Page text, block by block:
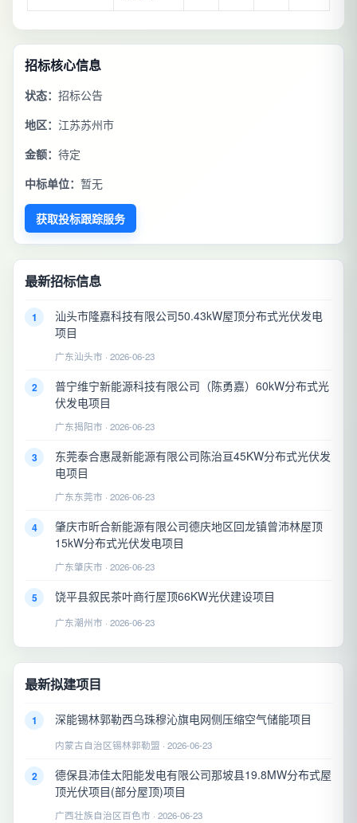
招标核心信息
状态： 招标公告
地区： 江苏苏州市
金额： 待定
中标单位： 暂无
获取投标跟踪服务
最新招标信息
1
汕头市隆嘉科技有限公司50.43kW屋顶分布式光伏发电
项目
广东汕头市 · 2026-06-23
2
普宁维宁新能源科技有限公司（陈勇嘉）60kW分布式光
伏发电项目
广东揭阳市 · 2026-06-23
3
东莞泰合惠晟新能源有限公司陈治亘45KW分布式光伏发
电项目
广东东莞市 · 2026-06-23
4
肇庆市昕合新能源有限公司德庆地区回龙镇曾沛林屋顶
15kW分布式光伏发电项目
广东肇庆市 · 2026-06-23
5 饶平县叙民茶叶商行屋顶66KW光伏建设项目
广东潮州市 · 2026-06-23
最新拟建项目
1 深能锡林郭勒西乌珠穆沁旗电网侧压缩空气储能项目
内蒙古自治区锡林郭勒盟 · 2026-06-23
2
德保县沛佳太阳能发电有限公司那坡县19.8MW分布式屋
顶光伏项目(部分屋顶)项目
广西壮族自治区百色市 · 2026-06-23